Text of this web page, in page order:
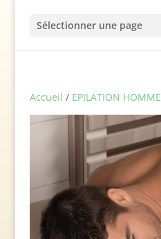
Sélectionner une page
Accueil / EPILATION HOMME